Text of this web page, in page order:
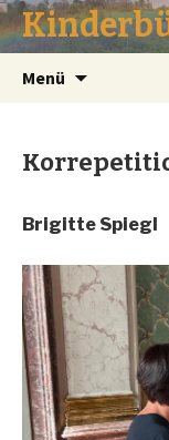
Menü
Brigitte Spiegl